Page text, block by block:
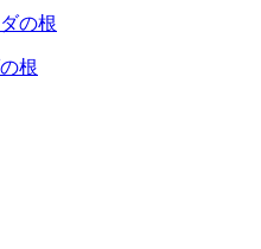
根